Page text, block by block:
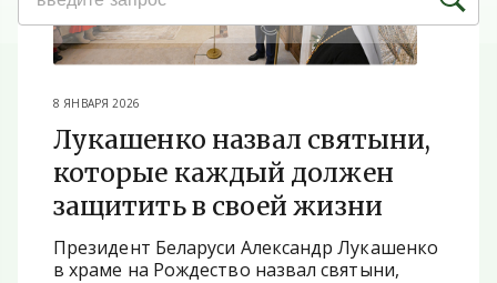
8 ЯНВАРЯ 2026
Лукашенко назвал святыни,
которые каждый должен
защитить в своей жизни
Президент Беларуси Александр Лукашенко
в храме на Рождество назвал святыни,